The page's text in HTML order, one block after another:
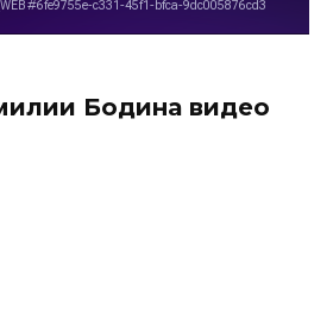
Бодина видео